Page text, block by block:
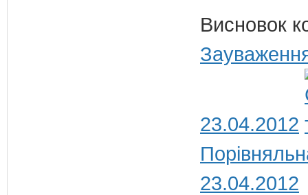
Висновок
23.04.2012
23.04.2012